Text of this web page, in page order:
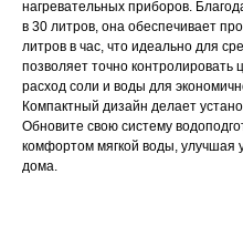
нагревательных приборов.
в 30 литров, она обеспечивает
литров в час, что идеально для
позволяет точно контролировать
расход соли и воды для
Компактный дизайн делает
Обновите свою систему
комфортом мягкой воды, улучшая
дома.